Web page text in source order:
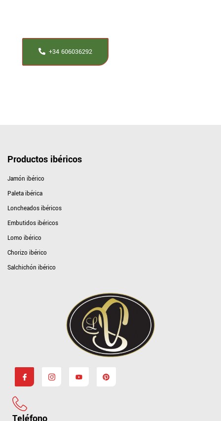
+34 606036292
Productos ibéricos
Jamón ibérico
Paleta ibérica
Loncheados ibéricos
Embutidos ibéricos
Lomo ibérico
Chorizo ibérico
Salchichón ibérico